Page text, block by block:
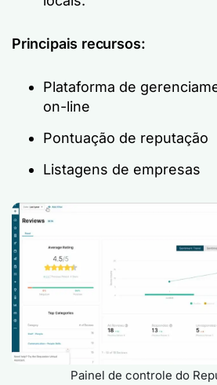
Principais recursos:
Plataforma de
on-line
Pontuação de reputação
Listagens de empresas
Painel de controle do